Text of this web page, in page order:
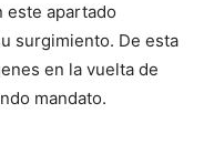
este apartado
surgimiento. De esta
en la vuelta de
mandato.